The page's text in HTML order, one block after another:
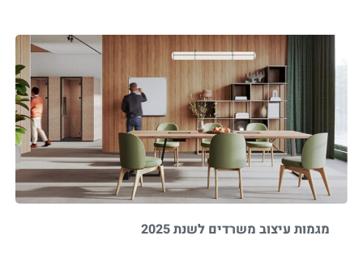
מגמות עיצוב משרדים לשנת 2025